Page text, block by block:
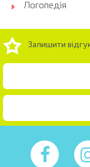
Логопедія
Залишити